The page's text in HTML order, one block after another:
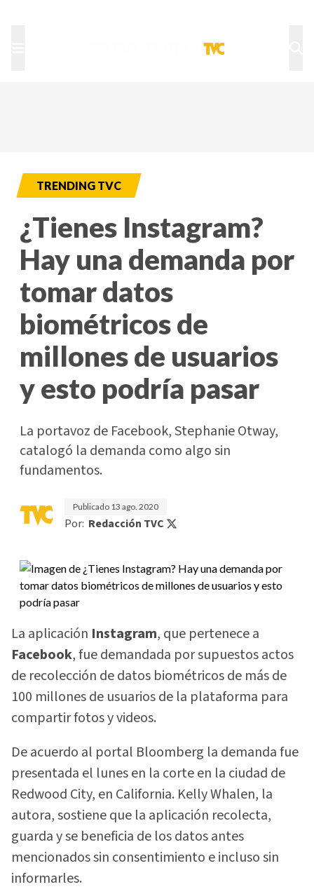
TRENDING TVC
¿Tienes Instagram?
Hay una demanda por
tomar datos
biométricos de
millones de usuarios
y esto podría pasar
La portavoz de Facebook, Stephanie Otway,
catalogó la demanda como algo sin
fundamentos.
Publicado 13 ago. 2020
Por: Redacción TVC
La aplicación Instagram, que pertenece a
Facebook, fue demandada por supuestos actos
de recolección de datos biométricos de más de
100 millones de usuarios de la plataforma para
compartir fotos y videos.
De acuerdo al portal Bloomberg la demanda fue
presentada el lunes en la corte en la ciudad de
Redwood City, en California. Kelly Whalen, la
autora, sostiene que la aplicación recolecta,
guarda y se beneficia de los datos antes
mencionados sin consentimiento e incluso sin
informarles.